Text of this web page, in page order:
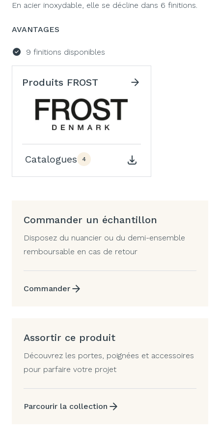
En acier inoxydable, elle se décline dans 6 finitions.
AVANTAGES
9 finitions disponibles
Produits FROST
Catalogues 4
Commander un échantillon
Disposez du nuancier ou du demi-ensemble
remboursable en cas de retour
Commander
Assortir ce produit
Découvrez les portes, poignées et accessoires
pour parfaire votre projet
Parcourir la collection